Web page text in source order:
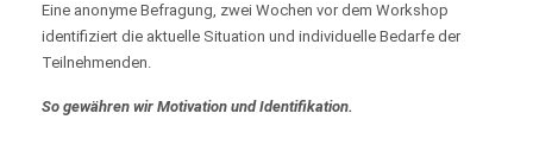
Eine anonyme Befragung, zwei Wochen vor dem Workshop
identifiziert die aktuelle Situation und individuelle Bedarfe der
Teilnehmenden.
So gewähren wir Motivation und Identifikation.